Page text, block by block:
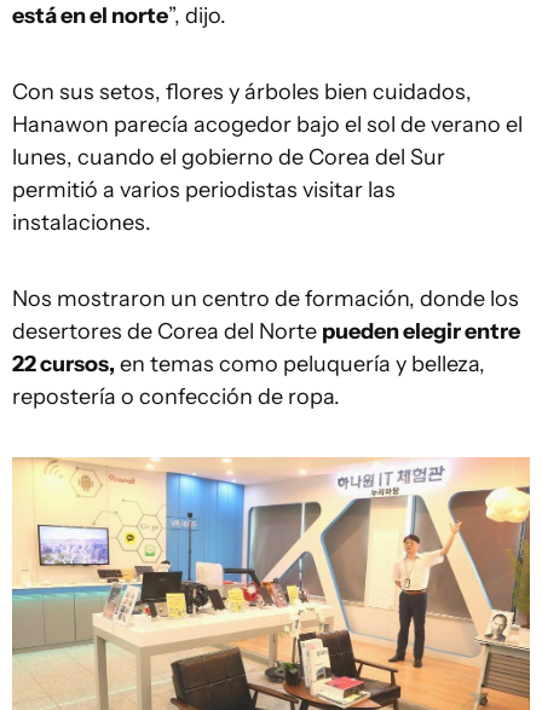
está en el norte”, dijo.
Con sus setos, flores y árboles bien cuidados,
Hanawon parecía acogedor bajo el sol de verano el
lunes, cuando el gobierno de Corea del Sur
permitió a varios periodistas visitar las
instalaciones.
Nos mostraron un centro de formación, donde los
desertores de Corea del Norte pueden elegir entre
22 cursos, en temas como peluquería y belleza,
repostería o confección de ropa.